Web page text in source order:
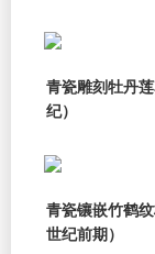
青瓷雕刻牡丹
纪）
青瓷镶嵌竹鹤
世纪前期）